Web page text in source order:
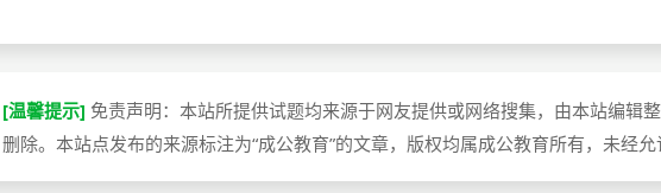
[温馨提示] 免责声明：本站所提供试题均来源于网友提供或网络搜集，由本站编
删除。本站点发布的来源标注为“成公教育”的文章，版权均属成公教育所有，未经允